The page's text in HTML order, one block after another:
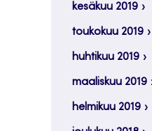
kesäkuu 2019
toukokuu 2019
huhtikuu 2019
maaliskuu 2019
helmikuu 2019